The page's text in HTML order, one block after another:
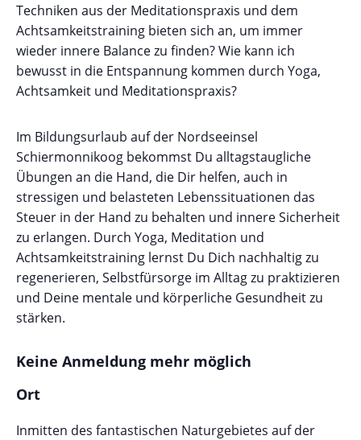
Techniken aus der Meditationspraxis und dem
Achtsamkeitstraining bieten sich an, um immer
wieder innere Balance zu finden? Wie kann ich
bewusst in die Entspannung kommen durch Yoga,
Achtsamkeit und Meditationspraxis?
Im Bildungsurlaub auf der Nordseeinsel
Schiermonnikoog bekommst Du alltagstaugliche
Übungen an die Hand, die Dir helfen, auch in
stressigen und belasteten Lebenssituationen das
Steuer in der Hand zu behalten und innere Sicherheit
zu erlangen. Durch Yoga, Meditation und
Achtsamkeitstraining lernst Du Dich nachhaltig zu
regenerieren, Selbstfürsorge im Alltag zu praktizieren
und Deine mentale und körperliche Gesundheit zu
stärken.
Keine Anmeldung mehr möglich
Ort
Inmitten des fantastischen Naturgebietes auf der